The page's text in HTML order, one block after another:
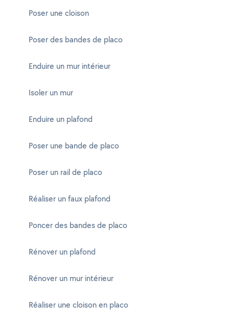
Poser une cloison
Poser des bandes de placo
Enduire un mur intérieur
Isoler un mur
Enduire un plafond
Poser une bande de placo
Poser un rail de placo
Réaliser un faux plafond
Poncer des bandes de placo
Rénover un plafond
Rénover un mur intérieur
Réaliser une cloison en placo